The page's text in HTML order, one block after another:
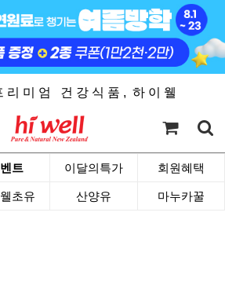
리 미 엄 건 강 식 품 , 하 이 웰
트 이달의특가 회원혜택
초유 산양유 마누카꿀